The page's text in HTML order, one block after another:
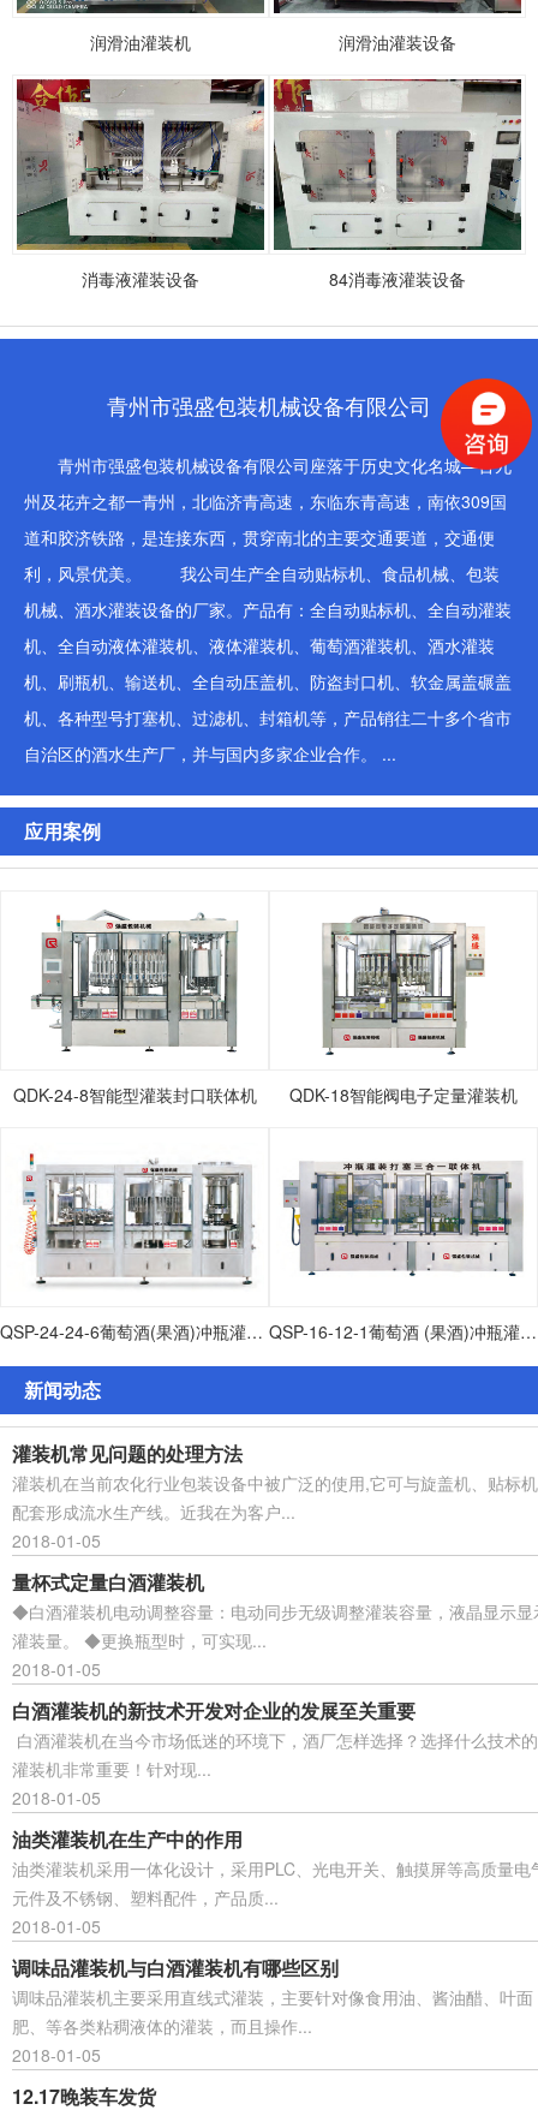
润滑油灌装机 润滑油灌装设备
消毒液灌装设备 84消毒液灌装设备
青州市强盛包装机械设备有限公司
青州市强盛包装机械设备有限公司座落于历史文化名城—古九
州及花卉之都一青州，北临济青高速，东临东青高速，南依309国
道和胶济铁路，是连接东西，贯穿南北的主要交通要道，交通便
利，风景优美。 我公司生产全自动贴标机、食品机械、包装
机械、酒水灌装设备的厂家。产品有：全自动贴标机、全自动灌装
机、全自动液体灌装机、液体灌装机、葡萄酒灌装机、酒水灌装
机、刷瓶机、输送机、全自动压盖机、防盗封口机、软金属盖碾盖
机、各种型号打塞机、过滤机、封箱机等，产品销往二十多个省市
自治区的酒水生产厂，并与国内多家企业合作。 ...
应用案例
QDK-24-8智能型灌装封口联体机 QDK-18智能阀电子定量灌装机
QSP-24-24-6葡萄酒(果酒)冲瓶灌装打塞联体机 QSP-16-12-1葡萄酒 (果酒)冲瓶灌装打塞联体机
新闻动态
灌装机常见问题的处理方法
灌装机在当前农化行业包装设备中被广泛的使用,它可与旋盖机、贴标机
配套形成流水生产线。近我在为客户...
2018-01-05
量杯式定量白酒灌装机
◆白酒灌装机电动调整容量：电动同步无级调整灌装容量，液晶显示显
灌装量。 ◆更换瓶型时，可实现...
2018-01-05
白酒灌装机的新技术开发对企业的发展至关重要
白酒灌装机在当今市场低迷的环境下，酒厂怎样选择？选择什么技术的
灌装机非常重要！针对现...
2018-01-05
油类灌装机在生产中的作用
油类灌装机采用一体化设计，采用PLC、光电开关、触摸屏等高质量电
元件及不锈钢、塑料配件，产品质...
2018-01-05
调味品灌装机与白酒灌装机有哪些区别
调味品灌装机主要采用直线式灌装，主要针对像食用油、酱油醋、叶面
肥、等各类粘稠液体的灌装，而且操作...
2018-01-05
12.17晚装车发货